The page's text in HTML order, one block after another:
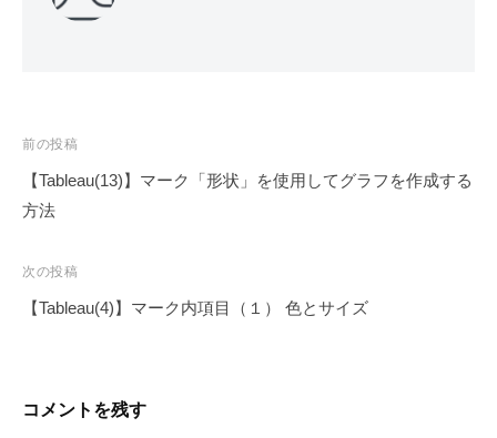
投
稿
ナ
ゲ
ー
前の投稿
【Tableau(13)】マーク「形状」を使用してグラフを作成する
方法
次の投稿
【Tableau(4)】マーク内項目（１） 色とサイズ
コメントを残す